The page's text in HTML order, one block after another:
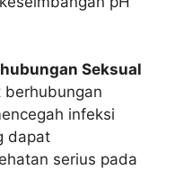
Seksual
berhubungan
infeksi
dapat
serius pada